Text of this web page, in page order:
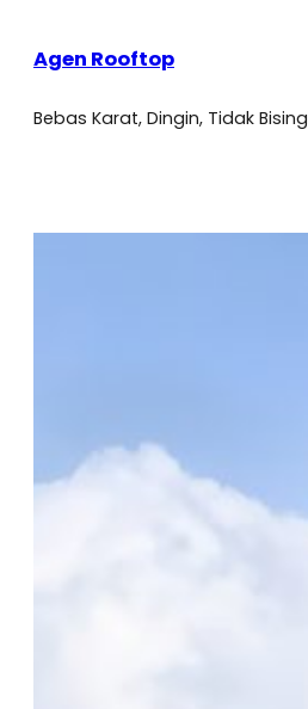
Agen Rooftop
Bebas Karat, Dingin, Tidak Bising